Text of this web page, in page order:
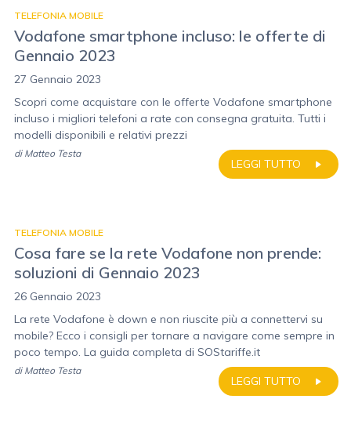
TELEFONIA MOBILE
Vodafone smartphone incluso: le offerte di
Gennaio 2023
27 Gennaio 2023
Scopri come acquistare con le offerte Vodafone smartphone
incluso i migliori telefoni a rate con consegna gratuita. Tutti i
modelli disponibili e relativi prezzi
LEGGI TUTTO
di Matteo Testa
TELEFONIA MOBILE
Cosa fare se la rete Vodafone non prende:
soluzioni di Gennaio 2023
26 Gennaio 2023
La rete Vodafone è down e non riuscite più a connettervi su
mobile? Ecco i consigli per tornare a navigare come sempre in
poco tempo. La guida completa di SOStariffe.it
LEGGI TUTTO
di Matteo Testa